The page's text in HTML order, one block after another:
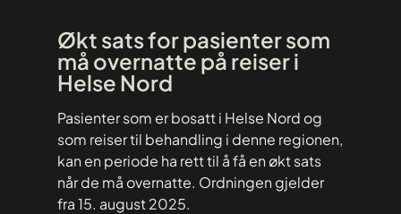
Økt sats for pasienter som
må overnatte på reiser i
Helse Nord
Pasienter som er bosatt i Helse Nord og
som reiser til behandling i denne regionen,
kan en periode ha rett til å få en økt sats
når de må overnatte. Ordningen gjelder
fra 15. august 2025.